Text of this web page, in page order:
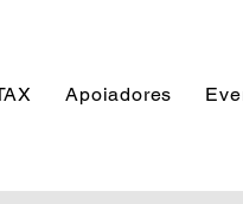
Apoiadores